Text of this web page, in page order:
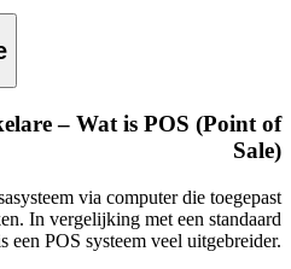
– Wat is POS (Point of
Sale)
via computer die toegepast
In vergelijking met een standaard
een POS systeem veel uitgebreider.